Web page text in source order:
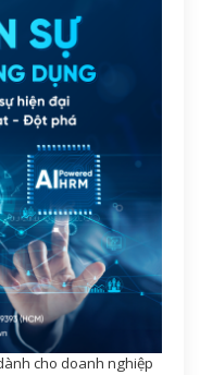
cho doanh nghiệp